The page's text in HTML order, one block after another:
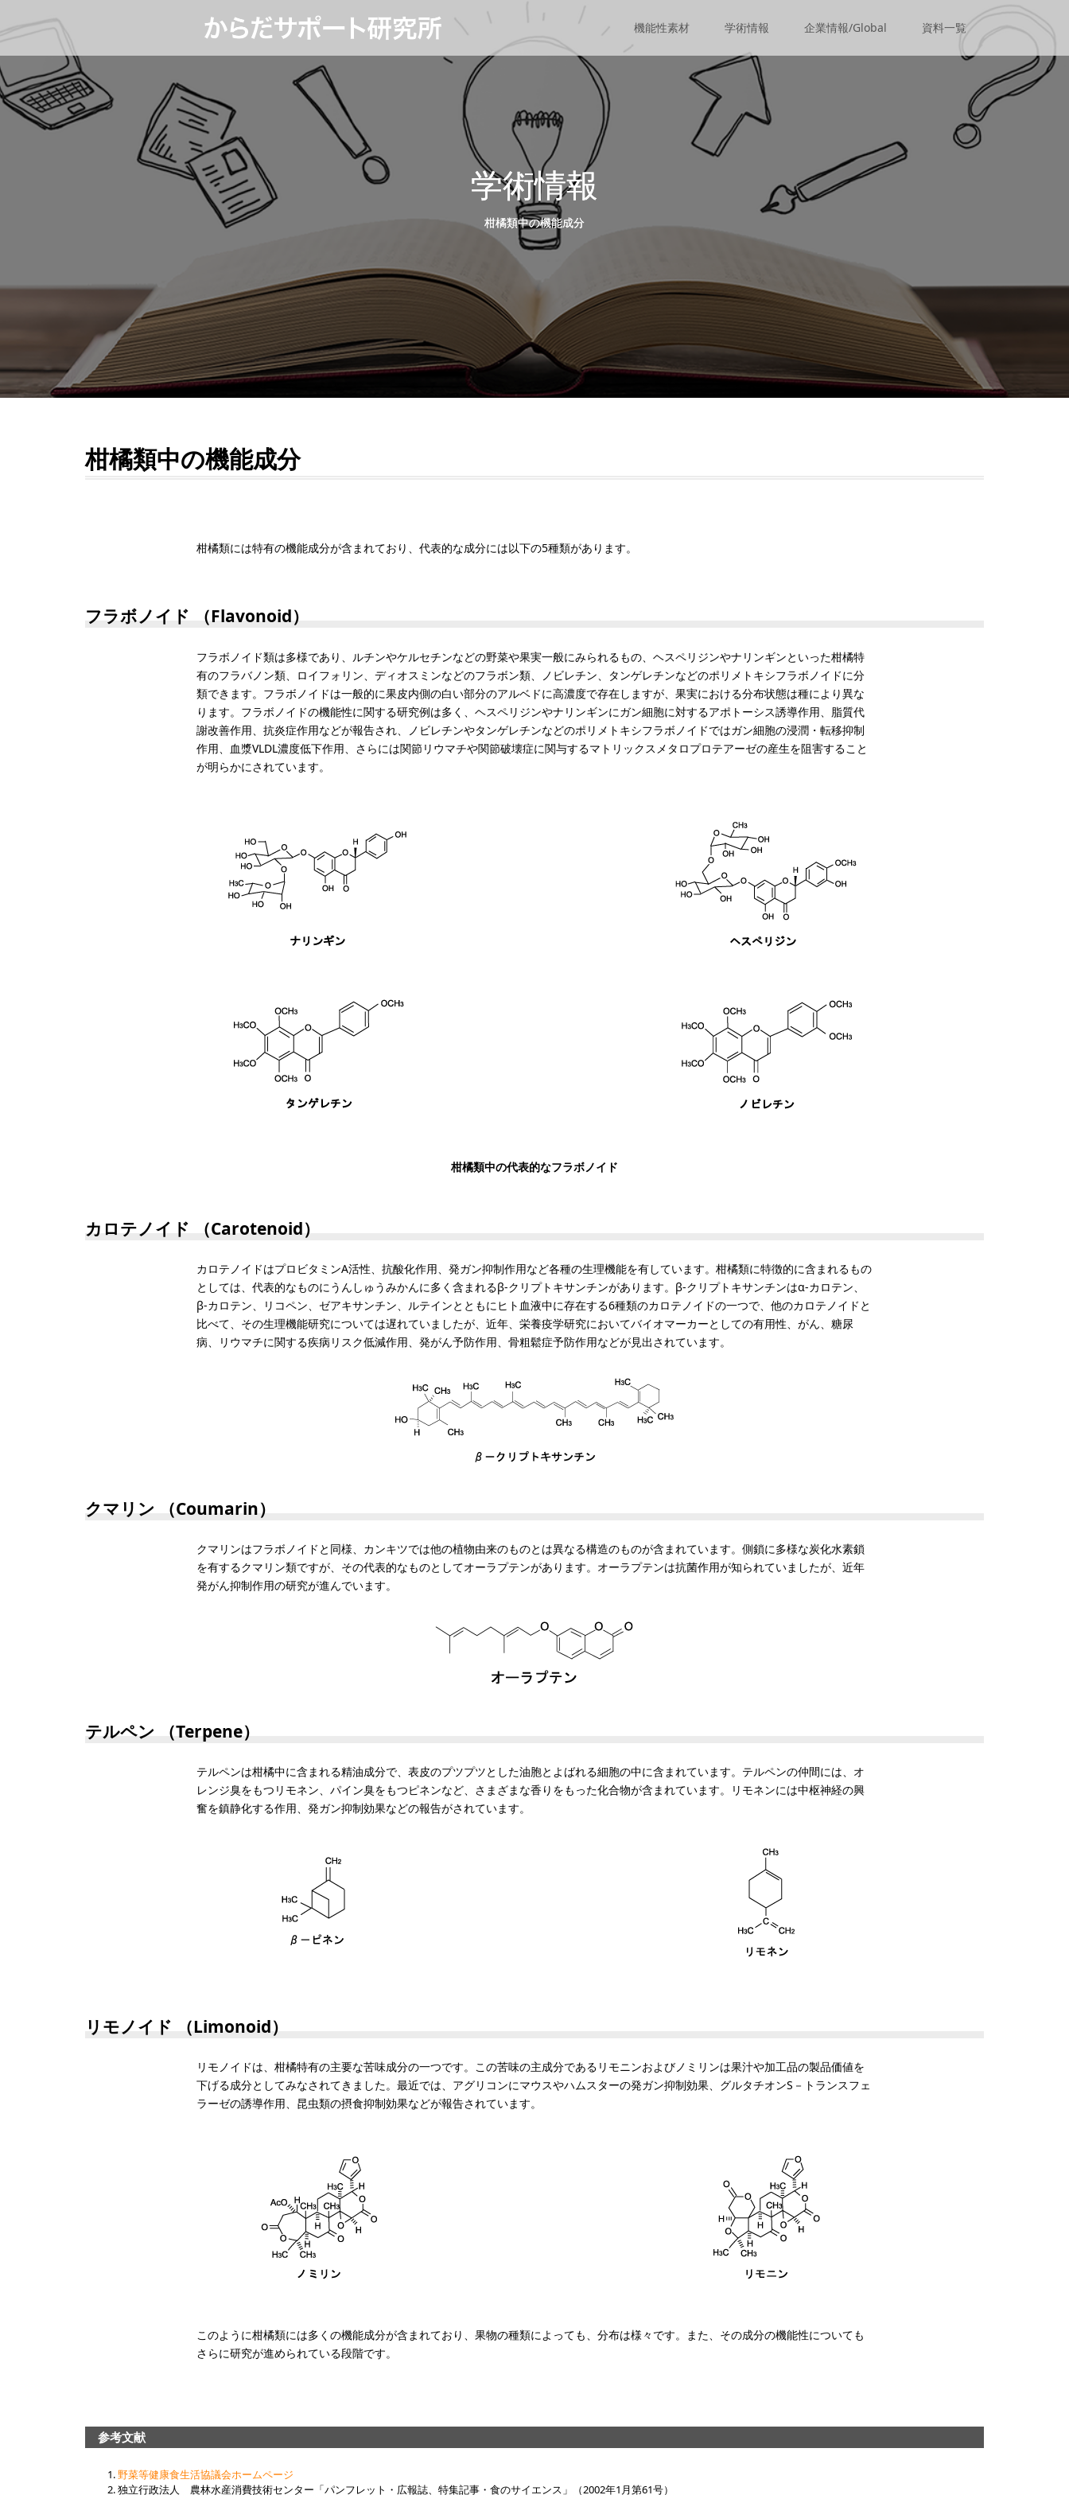
機能性素材 学術情報 企業情報/Global 資料一覧
学術情報
柑橘類中の機能成分
柑橘類中の機能成分
柑橘類には特有の機能成分が含まれており、代表的な成分には以下の5種類があります。
フラボノイド （Flavonoid）
フラボノイド類は多様であり、ルチンやケルセチンなどの野菜や果実一般にみられるもの、ヘスペリジンやナリンギンといった柑橘特
有のフラバノン類、ロイフォリン、ディオスミンなどのフラボン類、ノビレチン、タンゲレチンなどのポリメトキシフラボノイドに分
類できます。フラボノイドは一般的に果皮内側の白い部分のアルベドに高濃度で存在しますが、果実における分布状態は種により異な
ります。フラボノイドの機能性に関する研究例は多く、ヘスペリジンやナリンギンにガン細胞に対するアポトーシス誘導作用、脂質代
謝改善作用、抗炎症作用などが報告され、ノビレチンやタンゲレチンなどのポリメトキシフラボノイドではガン細胞の浸潤・転移抑制
作用、血漿VLDL濃度低下作用、さらには関節リウマチや関節破壊症に関与するマトリックスメタロプロテアーゼの産生を阻害すること
が明らかにされています。
柑橘類中の代表的なフラボノイド
カロテノイド （Carotenoid）
カロテノイドはプロビタミンA活性、抗酸化作用、発ガン抑制作用など各種の生理機能を有しています。柑橘類に特徴的に含まれるもの
としては、代表的なものにうんしゅうみかんに多く含まれるβ-クリプトキサンチンがあります。β-クリプトキサンチンはα-カロテン、
β-カロテン、リコペン、ゼアキサンチン、ルテインとともにヒト血液中に存在する6種類のカロテノイドの一つで、他のカロテノイドと
比べて、その生理機能研究については遅れていましたが、近年、栄養疫学研究においてバイオマーカーとしての有用性、がん、糖尿
病、リウマチに関する疾病リスク低減作用、発がん予防作用、骨粗鬆症予防作用などが見出されています。
クマリン （Coumarin）
クマリンはフラボノイドと同様、カンキツでは他の植物由来のものとは異なる構造のものが含まれています。側鎖に多様な炭化水素鎖
を有するクマリン類ですが、その代表的なものとしてオーラプテンがあります。オーラプテンは抗菌作用が知られていましたが、近年
発がん抑制作用の研究が進んでいます。
テルペン （Terpene）
テルペンは柑橘中に含まれる精油成分で、表皮のプツプツとした油胞とよばれる細胞の中に含まれています。テルペンの仲間には、オ
レンジ臭をもつリモネン、パイン臭をもつピネンなど、さまざまな香りをもった化合物が含まれています。リモネンには中枢神経の興
奮を鎮静化する作用、発ガン抑制効果などの報告がされています。
リモノイド （Limonoid）
リモノイドは、柑橘特有の主要な苦味成分の一つです。この苦味の主成分であるリモニンおよびノミリンは果汁や加工品の製品価値を
下げる成分としてみなされてきました。最近では、アグリコンにマウスやハムスターの発ガン抑制効果、グルタチオンS－トランスフェ
ラーゼの誘導作用、昆虫類の摂食抑制効果などが報告されています。
このように柑橘類には多くの機能成分が含まれており、果物の種類によっても、分布は様々です。また、その成分の機能性についても
さらに研究が進められている段階です。
参考文献
野菜等健康食生活協議会ホームページ
独立行政法人 農林水産消費技術センター「パンフレット・広報誌、特集記事・食のサイエンス」（2002年1月第61号）